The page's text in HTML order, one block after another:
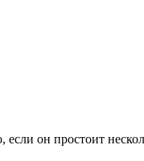
он простоит